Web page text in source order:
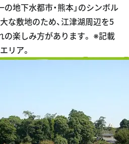
地下水都市・熊本」のシンボル
な敷地のため、江津湖周辺を5
の楽しみ方があります。 ※記載
リア。